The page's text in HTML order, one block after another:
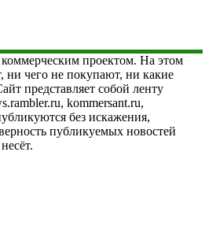
проектом. На этом
ни чего не покупают, ни какие
представляет собой ленту
kommersant.ru,
без искажения,
публикуемых новостей